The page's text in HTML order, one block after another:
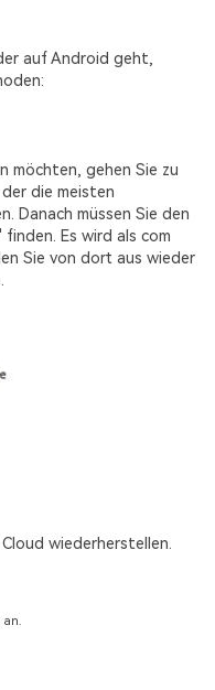
auf Android geht,
möchten, gehen Sie zu
die meisten
Danach müssen Sie den
Es wird als com
Sie von dort aus wieder
wiederherstellen.